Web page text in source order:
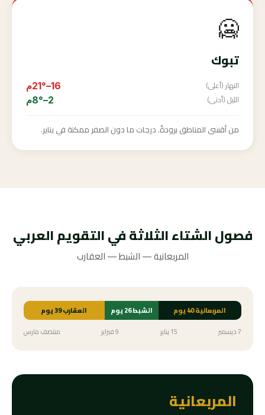
🥶
تبوك
النهار (أعلى) 16–21°م
الليل (أدنى) 2–8°م
من أقسى المناطق برودةً. درجات ما دون الصفر ممكنة في يناير.
فصول الشتاء الثلاثة في التقويم العربي
المربعانية — الشبط — العقارب
المربعانية 40 يوم الشبط 26 يوم
العقارب 39 يوم
7 ديسمبر
15 يناير 9 فبراير منتصف مارس
المربعانية